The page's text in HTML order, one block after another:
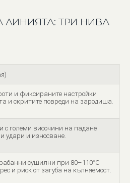
ЛИНИЯТА: ТРИ НИВА
и фиксираните настройки
и скритите повреди на зародиша.
с големи височини на падане
удари и износване.
сушилни при 80–110°C
и риск от загуба на кълняемост.